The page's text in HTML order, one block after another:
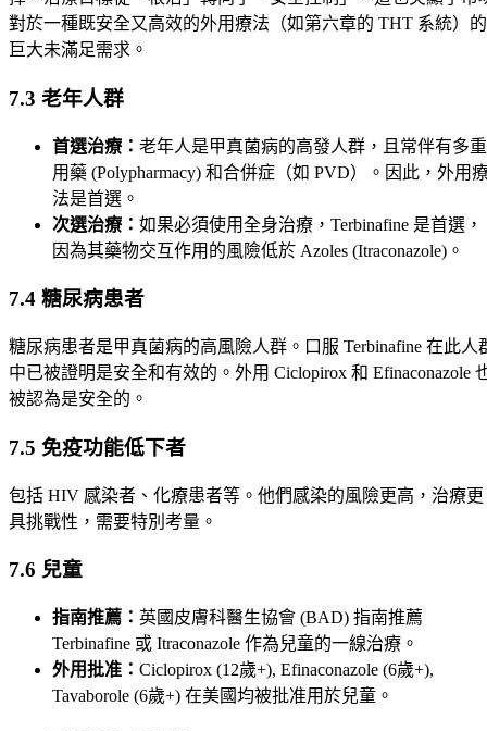
對於一種既安全又高效的外用療法（如第六章的 THT 系統）的
巨大未滿足需求。
7.3 老年人群
首選治療： 老年人是甲真菌病的高發人群，且常伴有多重
用藥 (Polypharmacy) 和合併症（如 PVD）。因此，外用
法是首選。
次選治療： 如果必須使用全身治療，Terbinafine 是首選，
因為其藥物交互作用的風險低於 Azoles (Itraconazole)。
7.4 糖尿病患者
糖尿病患者是甲真菌病的高風險人群。口服 Terbinafine 在此人
中已被證明是安全和有效的。外用 Ciclopirox 和 Efinaconazole
被認為是安全的。
7.5 免疫功能低下者
包括 HIV 感染者、化療患者等。他們感染的風險更高，治療更
具挑戰性，需要特別考量。
7.6 兒童
指南推薦： 英國皮膚科醫生協會 (BAD) 指南推薦
Terbinafine 或 Itraconazole 作為兒童的一線治療。
外用批准： Ciclopirox (12歲+), Efinaconazole (6歲+),
Tavaborole (6歲+) 在美國均被批准用於兒童。